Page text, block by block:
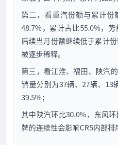
第二，看重汽份额与累计份
48.7%，累计占比55.0%，
后续当月份额继续低于累计
被逐步稀释。
第三，看江淮、福田、陕汽
销量分别为37辆、27辆、13
39.5%；
其中陕汽环比30.0%，东风
牌的连续性会影响CR5内部排